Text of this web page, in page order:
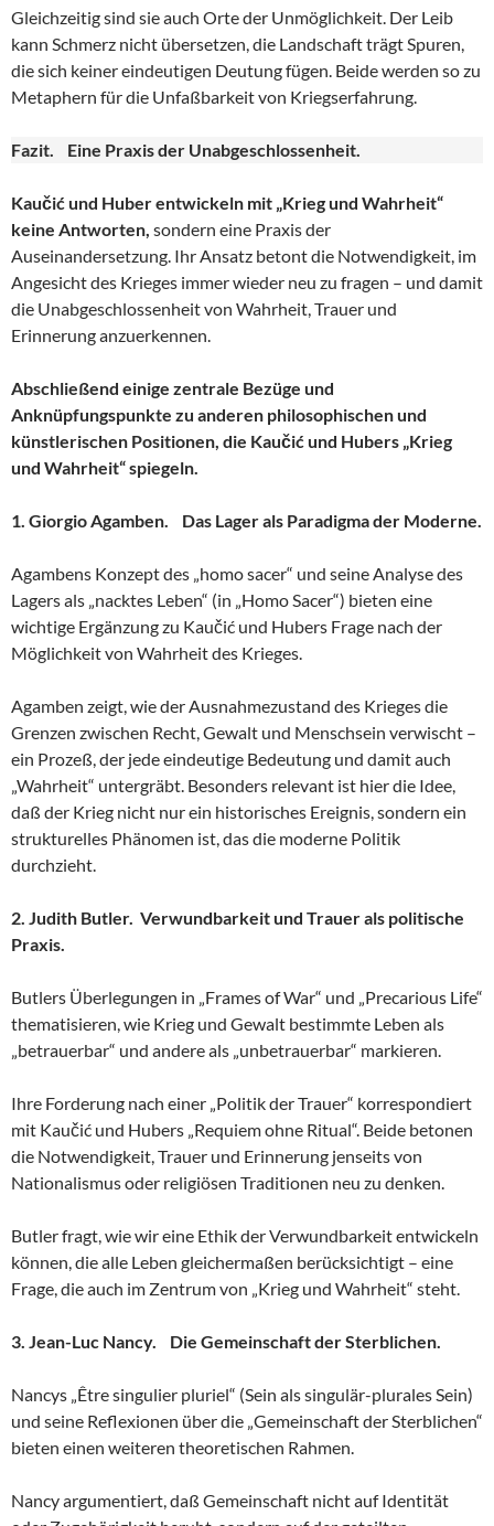
Gleichzeitig sind sie auch Orte der Unmöglichkeit. Der Leib
kann Schmerz nicht übersetzen, die Landschaft trägt Spuren,
die sich keiner eindeutigen Deutung fügen. Beide werden so zu
Metaphern für die Unfaßbarkeit von Kriegserfahrung.
Fazit. Eine Praxis der Unabgeschlossenheit.
Kaučić und Huber entwickeln mit „Krieg und Wahrheit“
keine Antworten, sondern eine Praxis der
Auseinandersetzung. Ihr Ansatz betont die Notwendigkeit, im
Angesicht des Krieges immer wieder neu zu fragen – und damit
die Unabgeschlossenheit von Wahrheit, Trauer und
Erinnerung anzuerkennen.
Abschließend einige zentrale Bezüge und
Anknüpfungspunkte zu anderen philosophischen und
künstlerischen Positionen, die Kaučić und Hubers „Krieg
und Wahrheit“ spiegeln.
1. Giorgio Agamben. Das Lager als Paradigma der Moderne.
Agambens Konzept des „homo sacer“ und seine Analyse des
Lagers als „nacktes Leben“ (in „Homo Sacer“) bieten eine
wichtige Ergänzung zu Kaučić und Hubers Frage nach der
Möglichkeit von Wahrheit des Krieges.
Agamben zeigt, wie der Ausnahmezustand des Krieges die
Grenzen zwischen Recht, Gewalt und Menschsein verwischt –
ein Prozeß, der jede eindeutige Bedeutung und damit auch
„Wahrheit“ untergräbt. Besonders relevant ist hier die Idee,
daß der Krieg nicht nur ein historisches Ereignis, sondern ein
strukturelles Phänomen ist, das die moderne Politik
durchzieht.
2. Judith Butler. Verwundbarkeit und Trauer als politische
Praxis.
Butlers Überlegungen in „Frames of War“ und „Precarious Life“
thematisieren, wie Krieg und Gewalt bestimmte Leben als
„betrauerbar“ und andere als „unbetrauerbar“ markieren.
Ihre Forderung nach einer „Politik der Trauer“ korrespondiert
mit Kaučić und Hubers „Requiem ohne Ritual“. Beide betonen
die Notwendigkeit, Trauer und Erinnerung jenseits von
Nationalismus oder religiösen Traditionen neu zu denken.
Butler fragt, wie wir eine Ethik der Verwundbarkeit entwickeln
können, die alle Leben gleichermaßen berücksichtigt – eine
Frage, die auch im Zentrum von „Krieg und Wahrheit“ steht.
3. Jean-Luc Nancy. Die Gemeinschaft der Sterblichen.
Nancys „Être singulier pluriel“ (Sein als singulär-plurales Sein)
und seine Reflexionen über die „Gemeinschaft der Sterblichen“
bieten einen weiteren theoretischen Rahmen.
Nancy argumentiert, daß Gemeinschaft nicht auf Identität